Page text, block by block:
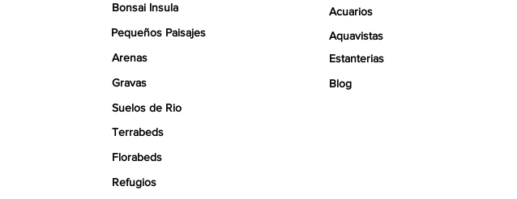
Bonsai Insula
Pequeños Paisajes
Arenas
Gravas
Suelos de Rio
Terrabeds
Florabeds
Refugios
Acuarios
Aquavistas
Estanterias
Blog